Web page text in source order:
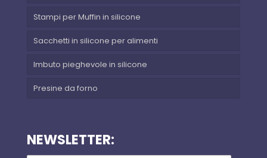
Stampi per Muffin in silicone
Sacchetti in silicone per alimenti
Imbuto pieghevole in silicone
Presine da forno
NEWSLETTER: